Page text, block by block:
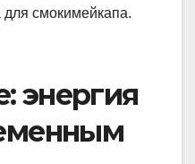
смокимейкапа.
энергия